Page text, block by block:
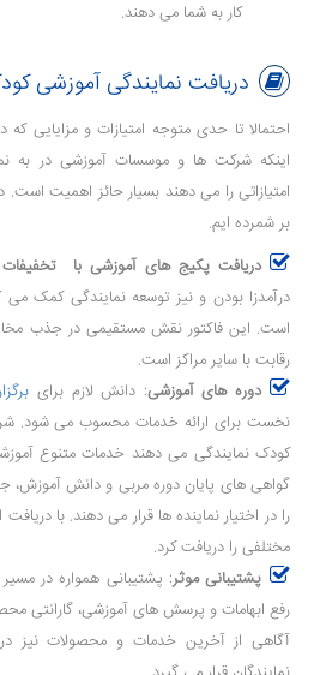
کار به شما می دهند.
دریافت نمایندگی آموزشی
احتمالا تا حدی متوجه امتیازات و مزایایی
اینکه شرکت ها و موسسات آموزشی در به
امتیازاتی را می دهند بسیار حائز اهمیت است.
بر شمرده ایم.
دریافت پکیج های آموزشی با تخفیفات
درآمدزا بودن و نیز توسعه نمایندگی کمک
است. این فاکتور نقش مستقیمی در جذب
رقابت با سایر مراکز است.
دوره های آموزشی: دانش لازم برای
نخست برای ارائه خدمات محسوب می شود.
کودک نمایندگی می دهند خدمات متنوع
گواهی های پایان دوره مربی و دانش آموزش،
را در اختیار نماینده ها قرار می دهند. با
مختلفی را دریافت کرد.
پشتیبانی موثر: پشتیبانی همواره در
رفع ابهامات و پرسش های آموزشی، گارانتی
آگاهی از آخرین خدمات و محصولات نیز